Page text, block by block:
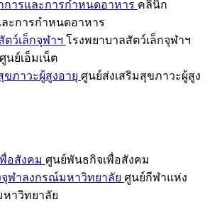
ารและการกำหนดอาหาร คลินิก
ะการกำหนดอาหาร
ตว์เล็กจุฬาฯ โรงพยาบาลสัตว์เล็กจุฬาฯ
ศูนย์เอ็มเน็ต
ขภาวะผู้สูงอายุ ศูนย์ส่งเสริมสุขภาวะผู้สูง
อสังคม ศูนย์พันธกิจเพื่อสังคม
ฬาลงกรณ์มหาวิทยาลัย ศูนย์กีฬาแห่ง
าวิทยาลัย